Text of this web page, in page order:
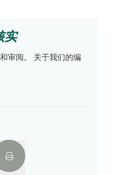
实
审阅。
关于我们的编